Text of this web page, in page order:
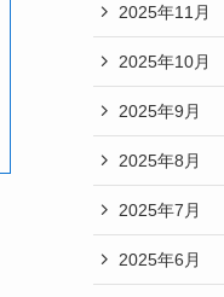
2025年11月
2025年10月
2025年9月
2025年8月
2025年7月
2025年6月